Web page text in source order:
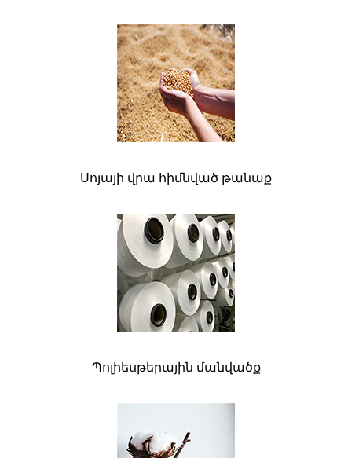
Սոյայի վրա հիմնված թանաք
Պոլիեսթերային մանվածք